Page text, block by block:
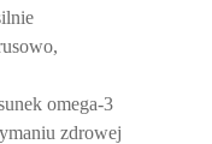
omega-3
zdrowej